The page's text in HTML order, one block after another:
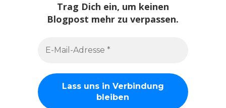
Trag Dich ein, um keinen
Blogpost mehr zu verpassen.